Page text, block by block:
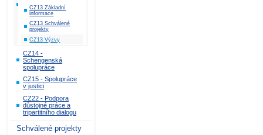
CZ13 Základní
informace
CZ13 Schválené
projekty
CZ13 Výzvy
CZ14 -
Schengenská
spolupráce
CZ15 - Spolupráce
v justici
CZ22 - Podpora
důstojné práce a
tripartitního dialogu
Schválené projekty